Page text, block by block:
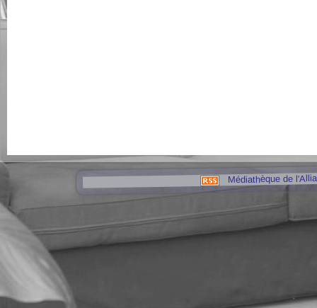
Médiathèque de